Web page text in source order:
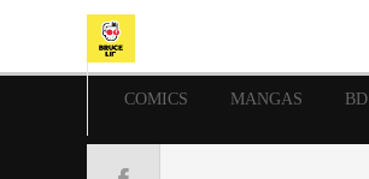
COMICS MANGAS BD